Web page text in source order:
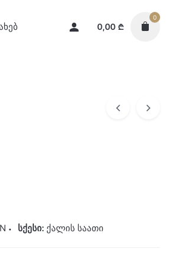
0,00 ₾
0
სქესი: ქალის საათი